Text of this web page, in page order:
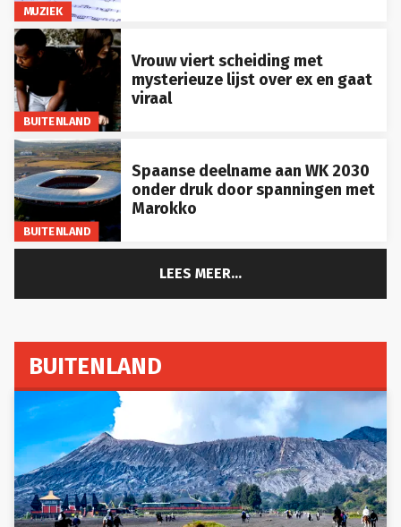
MUZIEK
BUITENLAND
Vrouw viert scheiding met
mysterieuze lijst over ex en gaat
viraal
BUITENLAND
Spaanse deelname aan WK 2030
onder druk door spanningen met
Marokko
LEES MEER...
BUITENLAND